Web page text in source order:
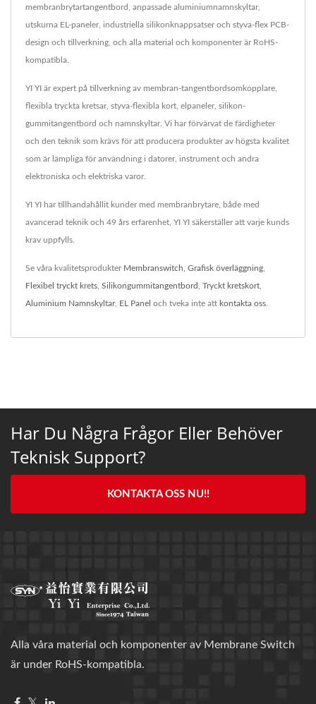
membranbrytartangentbord, anpassade aluminiumnamnskyltar,
utskurna EL-paneler, industriella silikonknappsatser och styva-flex PCB-
design och tillverkning, och alla material och komponenter är RoHS-
kompatibla.
YI YI är expert på tillverkning av membran-tangentbordsomkopplare,
flexibla tryckta kretsar, styva-flexibla kort, elpaneler, silikon-
gummitangentbord och namnskyltar. Vi har förvärvat de färdigheter
och den teknik som krävs för att producera produkter av högsta kvalitet
som är lämpliga för användning i datorer, instrument och andra
elektroniska och elektriska varor.
YI YI har tillhandahållit kunder med membranbrytare, både med
avancerad teknik och 49 års erfarenhet, YI YI säkerställer att varje kunds
krav uppfylls.
Se våra kvalitetsprodukter Membranswitch Grafisk överläggning
Flexibel tryckt krets Silikongummitangentbord Tryckt kretskort
Aluminium Namnskyltar, EL Panel och tveka inte att kontakta oss
Har Du Några Frågor Eller Behöver
Teknisk Support?
KONTAKTA OSS NU!!
Alla våra material och komponenter av Membrane Switch
är under RoHS-kompatibla.